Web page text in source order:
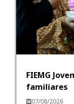
FIEMG
familiares
07/08/2026